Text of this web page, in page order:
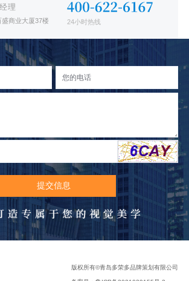
理
商业大厦37楼 24小时热线
版权所有©青岛多荣多品牌策划有限公司